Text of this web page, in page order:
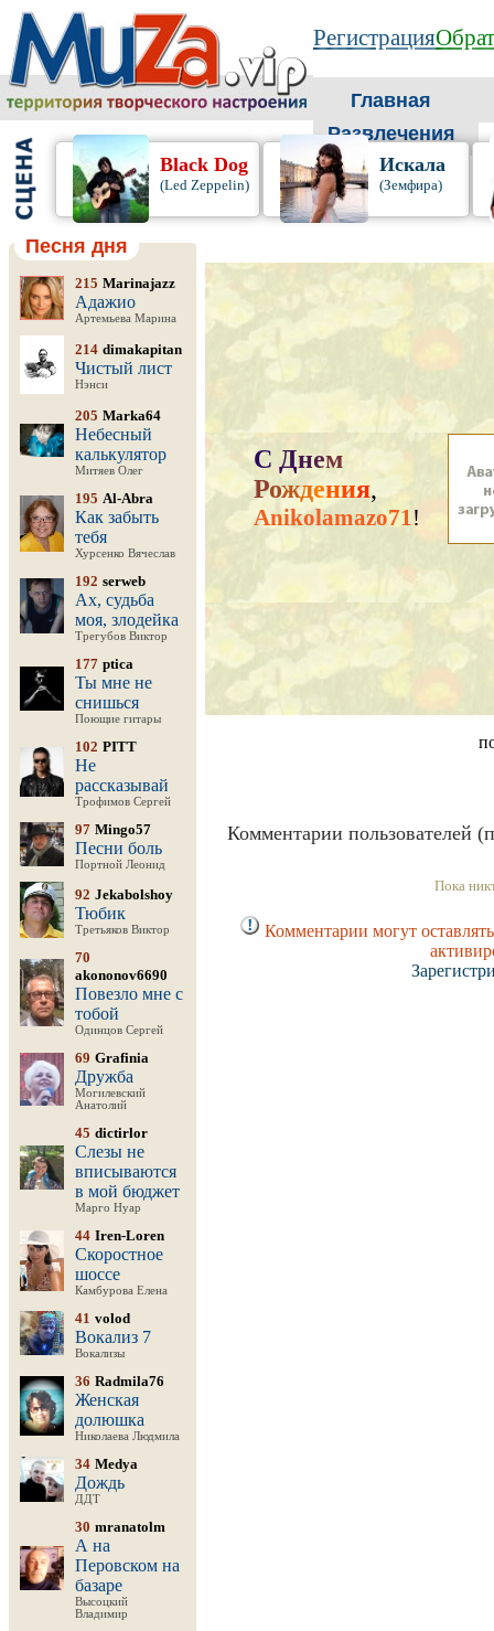
Регистрация
Главная
Развлечения
Black Dog
(Led Zeppelin)
Искала
(Земфира)
Песня дня
215 Marinajazz
Адажио
Артемьева Марина
214 dimakapitan
Чистый лист
Нэнси
205 Marka64
Небесный
калькулятор
Митяев Олег
195 Al-Abra
Как забыть
тебя
Хурсенко Вячеслав
192 serweb
Ах, судьба
моя, злодейка
Трегубов Виктор
177 ptica
Ты мне не
снишься
Поющие гитары
102 PITT
Не
рассказывай
Трофимов Сергей
97 Mingo57
Песни боль
Портной Леонид
92 Jekabolshoy
Тюбик
Третьяков Виктор
70
akononov6690
Повезло мне с
тобой
Одинцов Сергей
69 Grafinia
Дружба
Могилевский
Анатолий
45 dictirlor
Слезы не
вписываются
в мой бюджет
Марго Нуар
44 Iren-Loren
Скоростное
шоссе
Камбурова Елена
41 volod
Вокализ 7
Вокализы
36 Radmila76
Женская
долюшка
Николаева Людмила
34 Medya
Дождь
ДДТ
30 mranatolm
А на
Перовском на
базаре
Высоцкий
Владимир
С Днем
Рождения,
Anikolamazo71!
Комментарии пользователей
Пока
Комментарии могут